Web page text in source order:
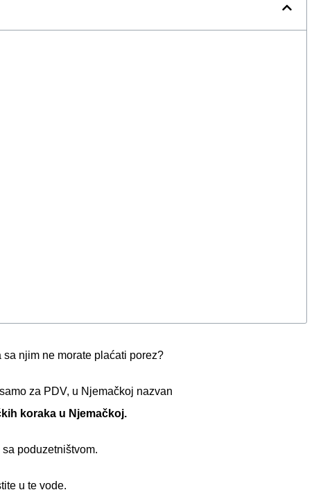
sa njim ne morate plaćati porez?
za PDV, u Njemačkoj nazvan
koraka u Njemačkoj.
poduzetništvom.
u te vode.